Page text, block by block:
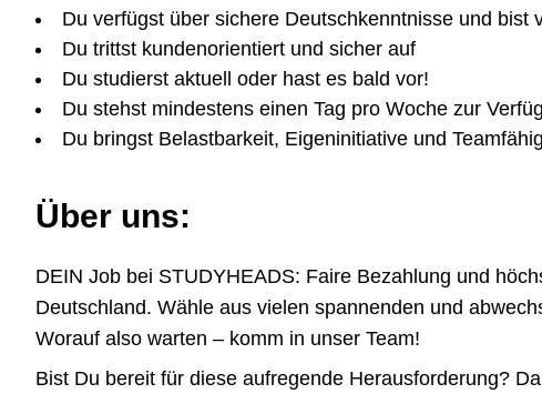
Du verfügst über sichere Deutschkenntnisse und bist
Du trittst kundenorientiert und sicher auf
Du studierst aktuell oder hast es bald vor!
Du stehst mindestens einen Tag pro Woche zur
Du bringst Belastbarkeit, Eigeninitiative und
Über uns:
DEIN Job bei STUDYHEADS: Faire Bezahlung und
Deutschland. Wähle aus vielen spannenden und
Worauf also warten – komm in unser Team!
Bist Du bereit für diese aufregende Herausforderung?